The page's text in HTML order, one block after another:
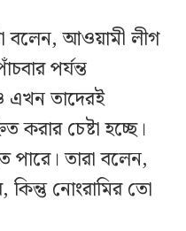
বলেন, আওয়ামী লীগ
পর্যন্ত
এখন তাদেরই
করার চেষ্টা হচ্ছে।
তারা বলেন,
কিন্তু নোংরামির তো